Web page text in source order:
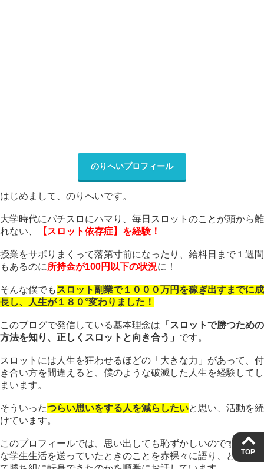
のりへいプロフィール
はじめまして、のりへいです。
大学時代にパチスロにハマり、毎日スロットのことが頭から離
れない、
【スロット依存症】を経験！
授業をサボりまくって落第寸前になったり、給料日まで１週間
もあるのに所持金が100円以下の状況に！
そんな僕でも スロット副業で１０００万円を稼ぎ出すまでに成
長し、人生が１８０°変わりました！
このブログで発信している基本理念は 「スロットで勝つための
方法を知り、正しくスロットと向き合う」 です。
スロットには人生を狂わせるほどの「大きな力」があって、付
き合い方を間違えると、僕のような破滅した人生を経験してし
まいます。
そういったつらい思いをする人を減らしたいと思い、活動を続
けています。
このプロフィールでは、思い出しても恥ずかしいのですが惨め
な学生生活を送っていたときのことを赤裸々に語り、どうやっ
TOP